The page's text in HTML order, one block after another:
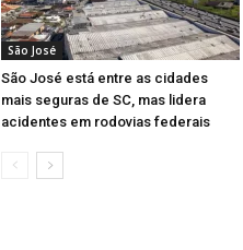
São José
São José está entre as cidades
mais seguras de SC, mas lidera
acidentes em rodovias federais